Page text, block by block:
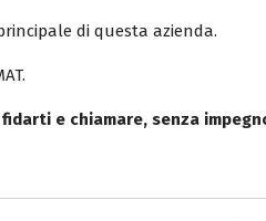
di questa azienda.
e chiamare, senza